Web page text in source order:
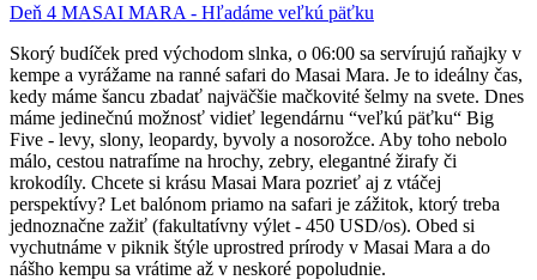
Deň 4 MASAI MARA - Hľadáme veľkú päťku
Skorý budíček pred východom slnka, o 06:00 sa servírujú raňajky v
kempe a vyrážame na ranné safari do Masai Mara. Je to ideálny čas,
kedy máme šancu zbadať najväčšie mačkovité šelmy na svete. Dnes
máme jedinečnú možnosť vidieť legendárnu “veľkú päťku“ Big
Five - levy, slony, leopardy, byvoly a nosorožce. Aby toho nebolo
málo, cestou natrafíme na hrochy, zebry, elegantné žirafy či
krokodíly. Chcete si krásu Masai Mara pozrieť aj z vtáčej
perspektívy? Let balónom priamo na safari je zážitok, ktorý treba
jednoznačne zažiť (fakultatívny výlet - 450 USD/os). Obed si
vychutnáme v piknik štýle uprostred prírody v Masai Mara a do
nášho kempu sa vrátime až v neskoré popoludnie.